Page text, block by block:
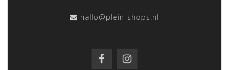
hallo@plein-shops.nl